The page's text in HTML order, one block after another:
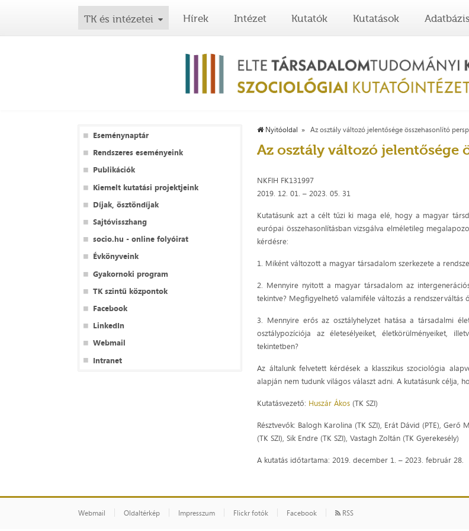
TK és intézetei Hírek Intézet Kutatók Kutatások
Eseménynaptár
Rendszeres eseményeink
Publikációk
Kiemelt kutatási projektjeink
Díjak, ösztöndíjak
Sajtóvisszhang
socio.hu - online folyóirat
Évkönyveink
Gyakornoki program
TK szintű központok
Facebook
LinkedIn
Webmail
Intranet
Nyitóoldal Az osztály változó jelentősége összehasonlító
Az osztály változó jelentősége
NKFIH FK131997
2019. 12. 01. – 2023. 05. 31
Kutatásunk azt a célt tűzi ki maga elé, hogy a magyar
európai összehasonlításban vizsgálva elméletileg
kérdésre:
1. Miként változott a magyar társadalom szerkezete a
2. Mennyire nyitott a magyar társadalom az
tekintve? Megfigyelhető valamiféle változás a rendszerváltás
3. Mennyire erős az osztályhelyzet hatása a társadalmi
osztálypozíciója az életesélyeiket, életkörülményeiket,
tekintetben?
Az általunk felvetett kérdések a klasszikus szociológia
alapján nem tudunk világos választ adni. A kutatásunk célja,
Kutatásvezető: Huszár Ákos (TK SZI)
Résztvevők: Balogh Karolina (TK SZI), Erát Dávid (PTE), Gerő
(TK SZI), Sik Endre (TK SZI), Vastagh Zoltán (TK Gyerekesély)
A kutatás időtartama: 2019. december 1. – 2023. február 28.
Webmail Oldaltérkép Impresszum Flickr fotók Facebook RSS